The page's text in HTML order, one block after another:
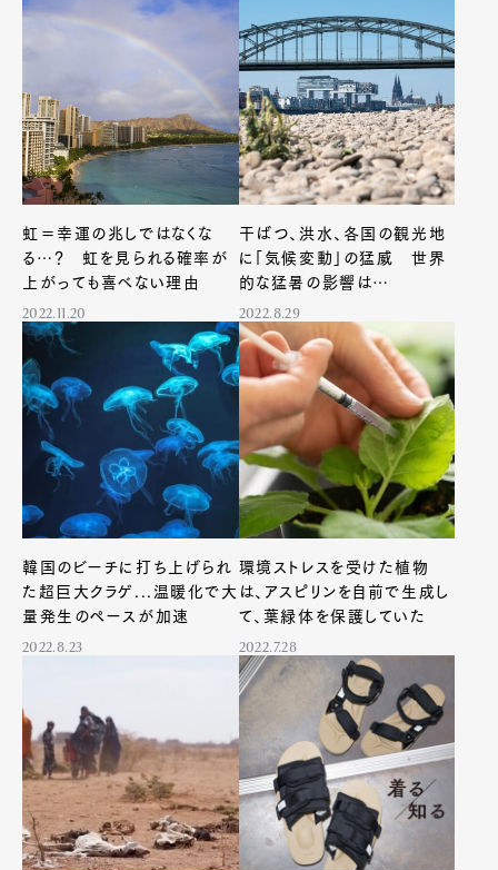
虹＝幸運の兆しではなくな
る…？ 虹を見られる確率が
上がっても喜べない理由
2022.11.20
干ばつ、洪水、各国の観光地
に「気候変動」の猛威 世界
的な猛暑の影響は…
2022.8.29
韓国のビーチに打ち上げられ
た超巨大クラゲ...温暖化で大
量発生のペースが加速
2022.8.23
環境ストレスを受けた植物
は、アスピリンを自前で生成し
て、葉緑体を保護していた
2022.7.28